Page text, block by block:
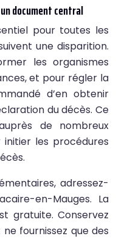
document central
pour toutes les
une disparition.
les organismes
et pour régler la
d’en obtenir
du décès. Ce
de nombreux
les procédures
adressez-
en-Mauges. La
gratuite. Conservez
fournissez que des